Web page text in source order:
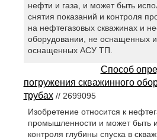
нефти и газа, и может быть
снятия показаний и контроля
на нефтегазовых скважинах и
оборудовании, не оснащенных
оснащенных АСУ ТП.
Способ
погружения скважинного
трубах// 2699095
Изобретение относится к
промышленности и может быть
контроля глубины спуска в